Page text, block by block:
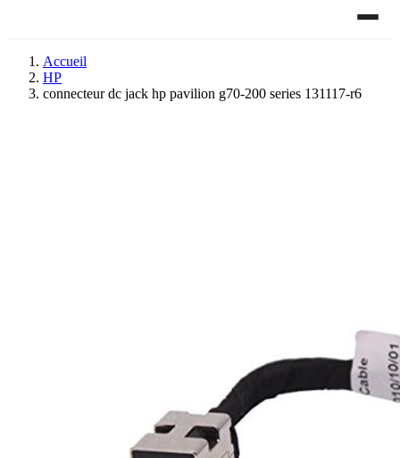
Accueil
HP
connecteur dc jack hp pavilion g70-200 series 131117-r6